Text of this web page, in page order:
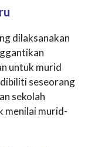
dilaksanakan
untuk murid
seseorang
sekolah
menilai murid-